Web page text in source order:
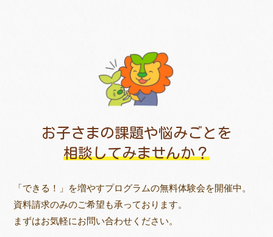
お子さまの課題や悩みごとを
相談してみませんか？
「できる！」を増やすプログラムの無料体験会を開催中。
資料請求のみのご希望も承っております。
まずはお気軽にお問い合わせください。